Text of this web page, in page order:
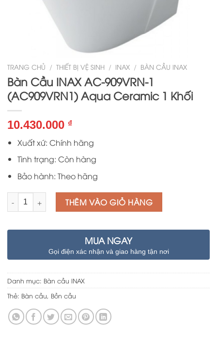
TRANG CHỦ / THIẾT BỊ VỆ SINH / INAX / BÀN CẦU INAX
Bàn Cầu INAX AC-909VRN-1
(AC909VRN1) Aqua Ceramic 1 Khối
10.430.000 ₫
Xuất xứ: Chính hãng
Tình trạng: Còn hàng
Bảo hành: Theo hãng
Số lượng THÊM VÀO GIỎ HÀNG
MUA NGAY
Gọi điện xác nhận và giao hàng tận nơi
Danh mục: Bàn cầu INAX
Thẻ: Bàn cầu, Bồn cầu